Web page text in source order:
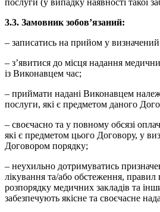
3.3. Замовник зобов’язаний:
– записатись на прийом у визначений
– з’явитися до місця надання
із Виконавцем час;
– приймати надані Виконавцем
послуги, які є предметом даного
– своєчасно та у повному обсязі
які є предметом цього Договору, у
Договором порядку;
– неухильно дотримуватись
лікування та/або обстеження, правил
розпорядку медичних закладів та
забезпечують якісне та своєчасне